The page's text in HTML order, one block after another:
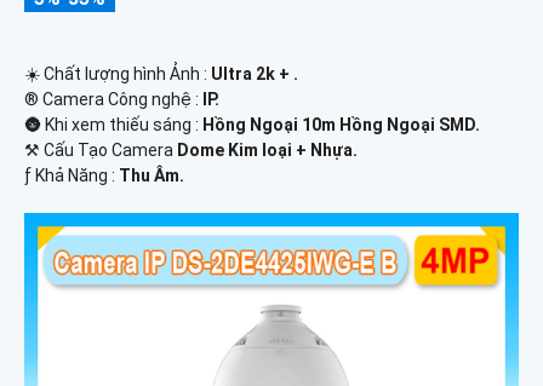
☀️ Chất lượng hình Ảnh : Ultra 2k + .
®️ Camera Công nghệ :
IP.
🌚 Khi xem thiếu sáng : Hồng Ngoại 10m Hồng Ngoại SMD.
⚒ Cấu Tạo Camera Dome Kim loại + Nhựa.
️ƒ Khả Năng : Thu Âm.